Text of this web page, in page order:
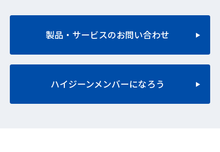
製品・サービスのお問い合わせ
ハイジーンメンバーになろう